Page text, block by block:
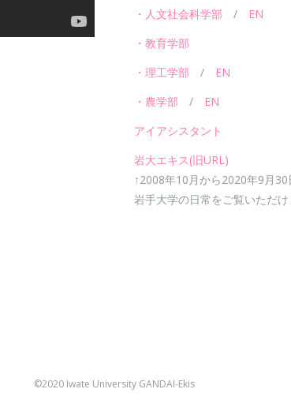
・人文社会科学部 / EN
・教育学部
・理工学部 / EN
・農学部 / EN
アイアシスタント
岩大エキス(旧URL)
↑2008年10月から2020年9月
岩手大学の日常をご覧いただ
©2020 Iwate University GANDAI-Ekis